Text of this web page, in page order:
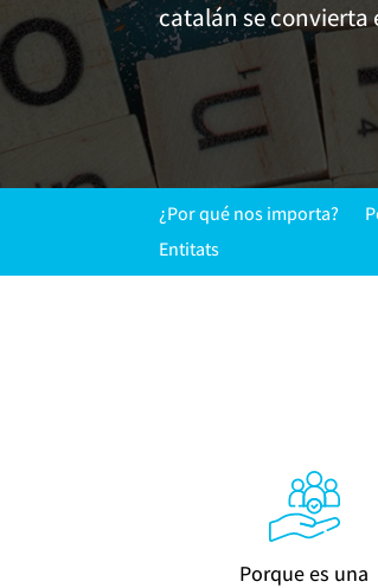
catalán se convierta
¿Por qué nos importa?
Entitats
Porque es una